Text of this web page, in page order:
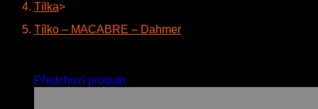
Tílka>
Tílko – MACABRE – Dahmer
Předchozí produkt